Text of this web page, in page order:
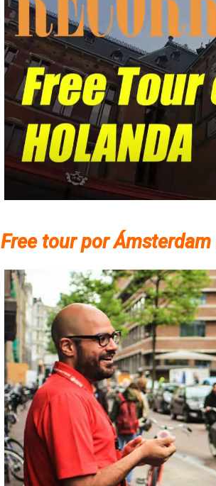
Free tour por Ámsterdam